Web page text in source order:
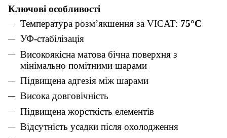
Ключові особливості
Температура розм’якшення за VICAT: 75°C
УФ-стабілізація
Високоякісна матова бічна поверхня з
мінімально помітними шарами
Підвищена адгезія між шарами
Висока довговічність
Підвищена жорсткість елементів
Відсутність усадки після охолодження